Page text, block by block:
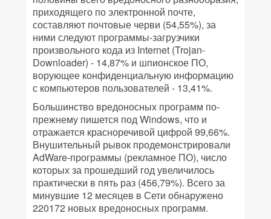
приходящего по электронной почте,
составляют почтовые черви (54,55%), за
ними следуют программы-загрузчики
произвольного кода из Internet (Trojan-
Downloader) - 14,87% и шпионское ПО,
ворующее конфиденциальную информацию
с компьютеров пользователей - 13,41%.
Большинство вредоносных программ по-
прежнему пишется под Windows, что и
отражается красноречивой цифрой 99,66%.
Внушительный рывок продемонстрировали
AdWare-программы (рекламное ПО), число
которых за прошедший год увеличилось
практически в пять раз (456,79%). Всего за
минувшие 12 месяцев в Сети обнаружено
220172 новых вредоносных программ.